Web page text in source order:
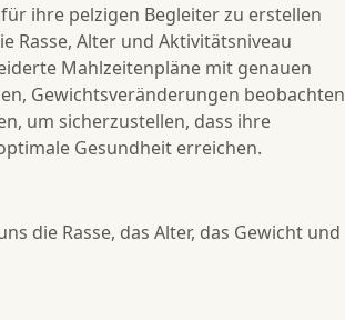
ihre pelzigen Begleiter zu erstellen
Rasse, Alter und Aktivitätsniveau
Mahlzeitenpläne mit genauen
Gewichtsveränderungen beobachten
um sicherzustellen, dass ihre
Gesundheit erreichen.
die Rasse, das Alter, das Gewicht und